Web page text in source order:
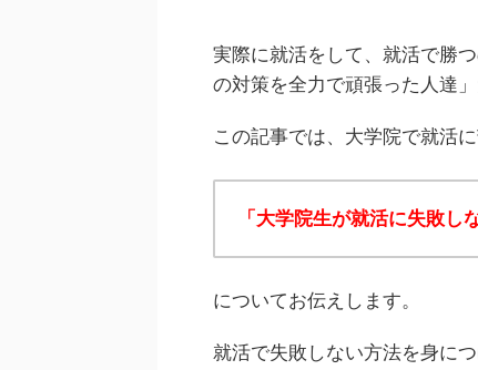
実際に就活をして、就活で勝
の対策を全力で頑張った人達
この記事では、大学院で就活に
「大学院生が就活に失敗し
についてお伝えします。
就活で失敗しない方法を身に